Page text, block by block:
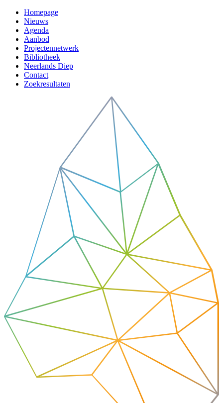
Homepage
Nieuws
Agenda
Aanbod
Projectennetwerk
Bibliotheek
Neerlands Diep
Contact
Zoekresultaten